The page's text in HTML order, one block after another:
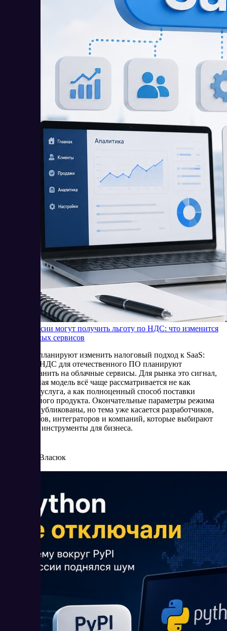
SaaS в России могут получить льготу по НДС: что изменится
для облачных сервисов
В России планируют изменить налоговый подход к SaaS:
льготу по НДС для отечественного ПО планируют
распространить на облачные сервисы. Для рынка это сигнал,
что облачная модель всё чаще рассматривается не как
отдельная услуга, а как полноценный способ поставки
программного продукта. Окончательные параметры режима
пока не опубликованы, но тема уже касается разработчиков,
провайдеров, интеграторов и компаний, которые выбирают
цифровые инструменты для бизнеса.
Елена Власюк